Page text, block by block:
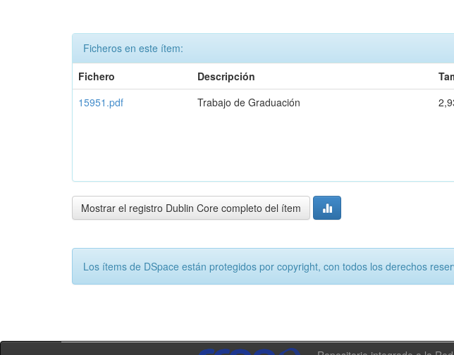
Ficheros en este ítem:
Fichero
Descripción
15951.pdf
Trabajo de Graduación
Mostrar el registro Dublin Core completo del ítem
Los ítems de DSpace están protegidos por copyright, con todos los derechos